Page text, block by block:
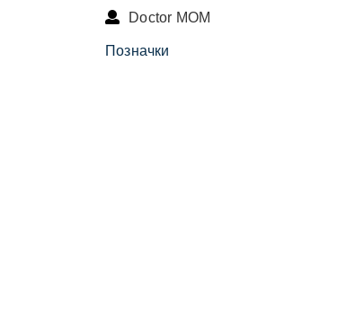
Doctor MOM
Позначки